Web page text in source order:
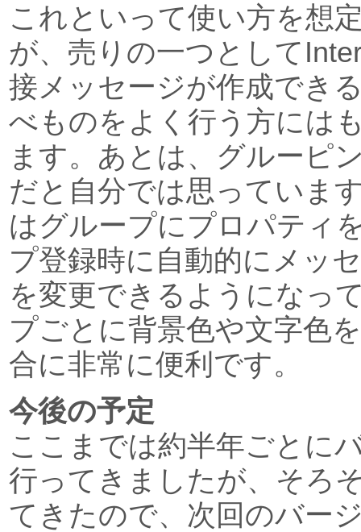
これといって使い方を想
が、売りの一つとして
接メッセージが作成でき
べものをよく行う方には
ます。あとは、グルーピ
だと自分では思っていま
はグループにプロパティ
プ登録時に自動的にメッ
を変更できるようになっ
プごとに背景色や文字色
合に非常に便利です。
今後の予定
ここまでは約半年ごとに
行ってきましたが、そろ
てきたので、次回のバー